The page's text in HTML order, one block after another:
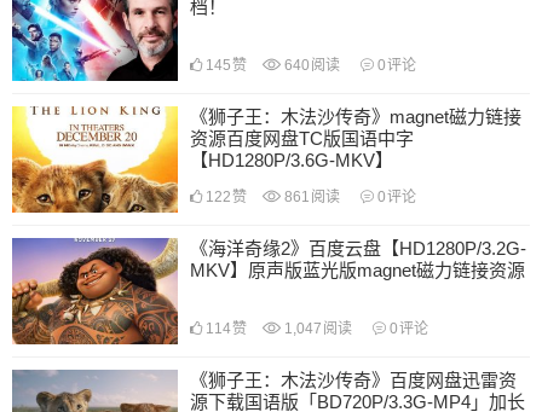
档！
145 赞 640 阅读 0评论
《狮子王：木法沙传奇》magnet磁力链接
资源百度网盘TC版国语中字
【HD1280P/3.6G-MKV】
122 赞 861 阅读 0评论
《海洋奇缘2》百度云盘【HD1280P/3.2G-
MKV】原声版蓝光版magnet磁力链接资源
114赞 1,047 阅读 0评论
《狮子王：木法沙传奇》百度网盘迅雷资
源下载国语版「BD720P/3.3G-MP4」加长